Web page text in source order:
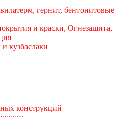
гернит, бентонитовые
и краски, Огнезащита,
кузбаслаки
конструкций